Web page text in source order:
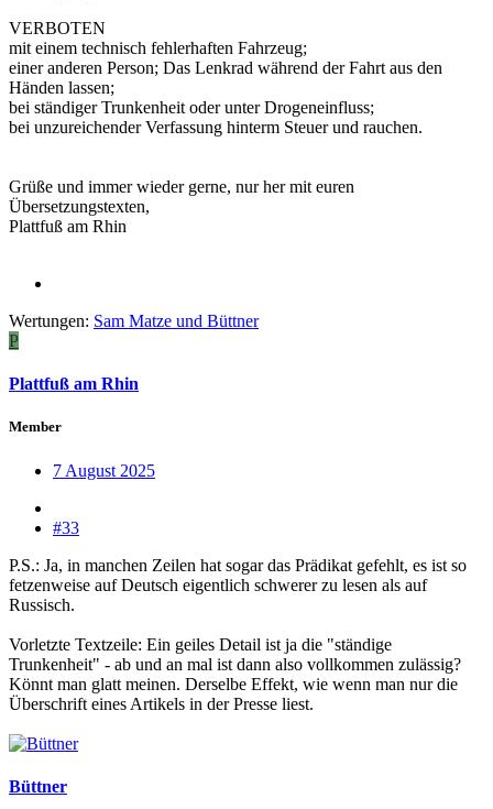
VERBOTEN
mit einem technisch fehlerhaften Fahrzeug;
einer anderen Person; Das Lenkrad während der Fahrt aus den
Händen lassen;
bei ständiger Trunkenheit oder unter Drogeneinfluss;
bei unzureichender Verfassung hinterm Steuer und rauchen.
Grüße und immer wieder gerne, nur her mit euren
Übersetzungstexten,
Plattfuß am Rhin
Wertungen: Sam Matze und Büttner
P
Plattfuß am Rhin
Member
7 August 2025
#33
P.S.: Ja, in manchen Zeilen hat sogar das Prädikat gefehlt, es ist so
fetzenweise auf Deutsch eigentlich schwerer zu lesen als auf
Russisch.
Vorletzte Textzeile: Ein geiles Detail ist ja die "ständige
Trunkenheit" - ab und an mal ist dann also vollkommen zulässig?
Könnt man glatt meinen. Derselbe Effekt, wie wenn man nur die
Überschrift eines Artikels in der Presse liest.
Büttner